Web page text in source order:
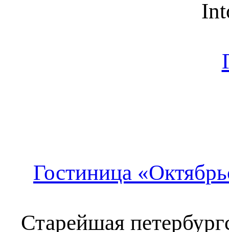
Гостиница
Старейшая